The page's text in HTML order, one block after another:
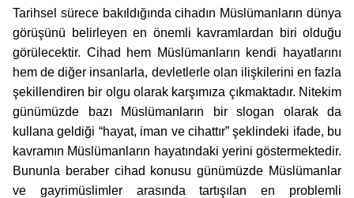
Tarihsel sürece bakıldığında cihadın Müslümanların dünya
görüşünü belirleyen en önemli kavramlardan biri olduğu
görülecektir. Cihad hem Müslümanların kendi hayatlarını
hem de diğer insanlarla, devletlerle olan ilişkilerini en fazla
şekillendiren bir olgu olarak karşımıza çıkmaktadır. Nitekim
günümüzde bazı Müslümanların bir slogan olarak da
kullana geldiği “hayat, iman ve cihattır” şeklindeki ifade, bu
kavramın Müslümanların hayatındaki yerini göstermektedir.
Bununla beraber cihad konusu günümüzde Müslümanlar
ve gayrimüslimler arasında tartışılan en problemli